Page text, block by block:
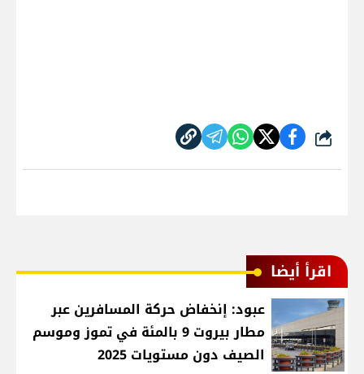
شارك
اقرأ أيضا
عبود: إنخفاض حركة المسافرين عبر
مطار بيروت 9 بالمئة في تموز وموسم
الصيف دون مستويات 2025